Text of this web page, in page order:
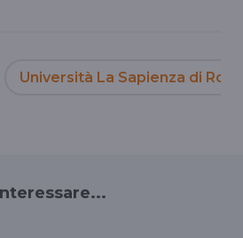
Università La Sapienza di